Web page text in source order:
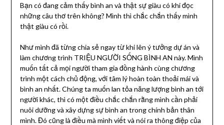
Bạn có đang cảm thấy bình an và thật sự giàu có khi đọc
những câu thơ trên không? Mình thì chắc chắn thấy mình
thật giàu có rồi.
Như mình đã từng chia sẻ ngay từ khi lên ý tưởng dự án và
làm chương trình TRIỆU NGƯỜI SỐNG BÌNH AN này. Mình
muốn tất cả mọi người tham gia đồng hành cùng chương
trình một cách chủ động, với tâm lý hoàn toàn thoải mái và
bình an nhất. Chúng ta muốn lan tỏa năng lượng bình an tới
người khác, thì có một điều chắc chắn rằng mình cần phải
nuôi dưỡng và xây dựng sự bình an trong chính bản thân
mình. Đó cũng là điều mà mình viết và nói ra thông điệp của